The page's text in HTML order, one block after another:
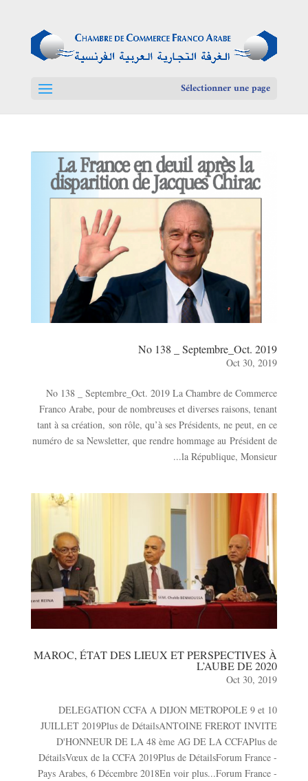
Sélectionner une page
No 138 _ Septembre_Oct. 2019
Oct 30, 2019
No 138 _ Septembre_Oct. 2019 La Chambre de Commerce
Franco Arabe, pour de nombreuses et diverses raisons, tenant
tant à sa création, son rôle, qu’à ses Présidents, ne peut, en ce
numéro de sa Newsletter, que rendre hommage au Président de
la République, Monsieur...
MAROC, ÉTAT DES LIEUX ET PERSPECTIVES À
L’AUBE DE 2020
Oct 30, 2019
DELEGATION CCFA A DIJON METROPOLE 9 et 10
JUILLET 2019Plus de DétailsANTOINE FREROT INVITE
D'HONNEUR DE LA 48 ème AG DE LA CCFAPlus de
DétailsVœux de la CCFA 2019Plus de DétailsForum France -
Pays Arabes, 6 Décembre 2018En voir plus...Forum France -